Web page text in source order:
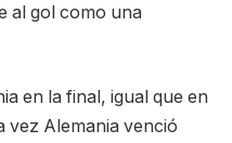
al gol como una
en la final, igual que en
vez Alemania venció